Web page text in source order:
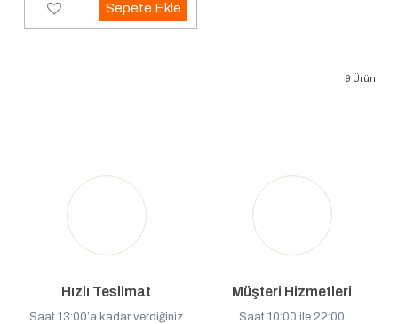
Sepete Ekle
9 Ürün
Hızlı Teslimat
Saat 13:00’a kadar verdiğiniz
Müşteri Hizmetleri
Saat 10:00 ile 22:00